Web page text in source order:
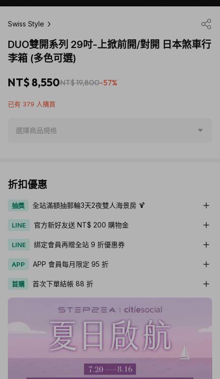
Swiss Style
DUO雙開系列 29吋-上掀前開/對開 日本煞車行
李箱 (多色可選)
NT$ 8,550NT$ 19,800-57%
已有 379 人購買
選擇商品規格
折扣優惠
抽獎 全站滿額抽郵輪3天2夜雙人海景房 🍹
LINE 官方新好友送 NT$ 200 購物金
LINE 綁定會員再贈全站 9 折優惠券
APP APP 會員每月限定 95 折
首購 首次下單結帳 88 折